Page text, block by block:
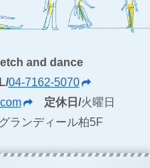
and dance
04-7162-5070
定休日/火曜日
ランディール柏5F